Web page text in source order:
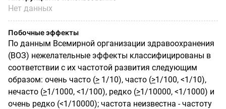
Нет данных
Побочные эффекты
По данным Всемирной организации здравоохранения
(ВОЗ) нежелательные эффекты классифицированы в
соответствии с их частотой развития следующим
образом: очень часто (> 1/10), часто (>1/100, <1/10),
нечасто (>1/1000, <1/100), редко (>1/10000, <1/1000) и
очень редко (<1/10000); частота неизвестна - частоту